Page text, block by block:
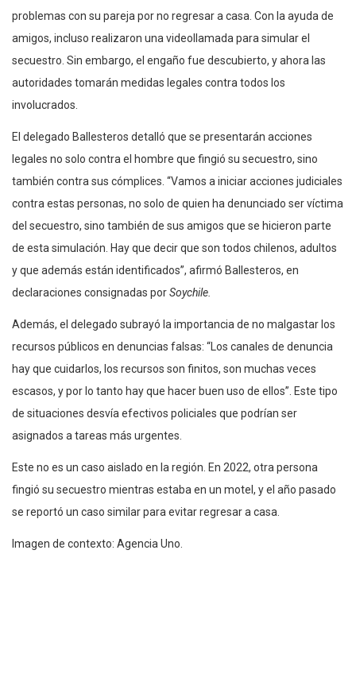
problemas con su pareja por no regresar a casa. Con la ayuda de
amigos, incluso realizaron una videollamada para simular el
secuestro. Sin embargo, el engaño fue descubierto, y ahora las
autoridades tomarán medidas legales contra todos los
involucrados.
El delegado Ballesteros detalló que se presentarán acciones
legales no solo contra el hombre que fingió su secuestro, sino
también contra sus cómplices. “Vamos a iniciar acciones judiciales
contra estas personas, no solo de quien ha denunciado ser víctima
del secuestro, sino también de sus amigos que se hicieron parte
de esta simulación. Hay que decir que son todos chilenos, adultos
y que además están identificados”, afirmó Ballesteros, en
declaraciones consignadas porSoychile.
Además, el delegado subrayó la importancia de no malgastar los
recursos públicos en denuncias falsas: “Los canales de denuncia
hay que cuidarlos, los recursos son finitos, son muchas veces
escasos, y por lo tanto hay que hacer buen uso de ellos”. Este tipo
de situaciones desvía efectivos policiales que podrían ser
asignados a tareas más urgentes.
Este no es un caso aislado en la región. En 2022, otra persona
fingió su secuestro mientras estaba en un motel, y el año pasado
se reportó un caso similar para evitar regresar a casa.
Imagen de contexto: Agencia Uno.